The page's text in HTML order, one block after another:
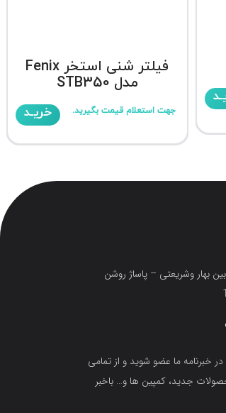
فیلتر شنی استخر Fenix
مدل STB350
جهت استعلام قیمت بگیرید. خریـد
بهار وشریعتی – پاساژ روشن
در خبرنامه ما عضو شوید و از تمامی
جدید، کمپین ها و… باخبر